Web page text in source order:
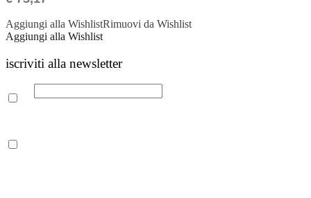
Aggiungi alla WishlistRimuovi da Wishlist
Aggiungi alla Wishlist
iscriviti alla newsletter
Email